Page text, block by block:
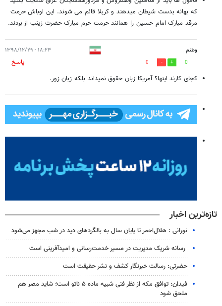
که بهانه بدست شیطان میدهند و کربلا قائم می شوند. این اوباش حرمت
مرقد مبارک امام حسین را همانند حرمت حرم مبارک حضرت زینب از بردند.
وطنم ۱۸:۲۳ - ۱۳۹۸/۱۲/۲۹
0
0
پاسخ
کجای کارند اینها؟ آمریکا زبان حقوق نمیداند بلکه زبان زور.
تازه‌ترین اخبار
نورانی : هلال‌احمر تا پایان سال به بالگردهای دید در شب مجهز می‌شود
رسانه شریک مدیریت در مسیر خدمت‌رسانی و امیدآفرینی است
حضرتی: رسالت خبرنگار کشف و نشر حقیقت است
فیدان: توافق مکه از نظر فنی شبیه ماده ۵ ناتو است؛ شاید مصر هم
ملحق شود